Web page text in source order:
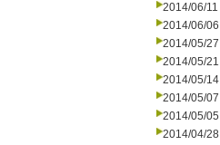
2014/06/11
2014/06/06
2014/05/27
2014/05/21
2014/05/14
2014/05/07
2014/05/05
2014/04/28